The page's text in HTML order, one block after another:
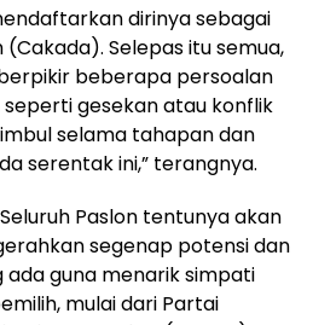
dirinya sebagai
Selepas itu semua,
beberapa persoalan
gesekan atau konflik
selama tahapan dan
serentak ini,” terangnya.
Paslon tentunya akan
segenap potensi dan
ada guna menarik simpati
mulai dari Partai